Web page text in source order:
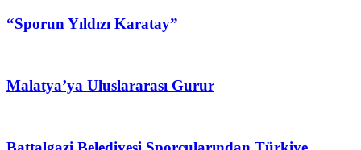
“Sporun Yıldızı Karatay”
Malatya’ya Uluslararası Gurur